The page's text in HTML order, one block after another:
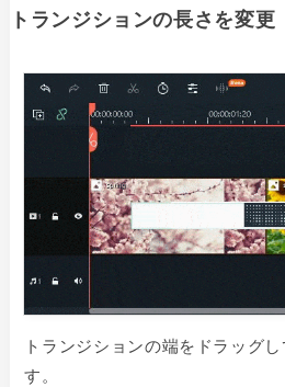
トランジションの長さを変更
トランジションの端をドラッグ
す。